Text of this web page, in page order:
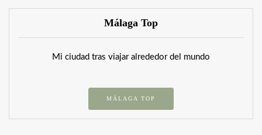
Málaga Top
Mi ciudad tras viajar alrededor del mundo
MÁLAGA TOP